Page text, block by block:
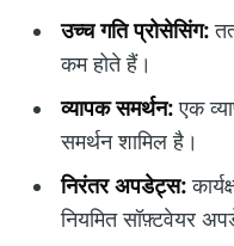
उच्च गति प्रोसेसिंग:
कम होते हैं।
व्यापक समर्थन:एक
समर्थन शामिल है।
निरंतर अपडेट्स:
नियमित सॉफ़्टवेयर